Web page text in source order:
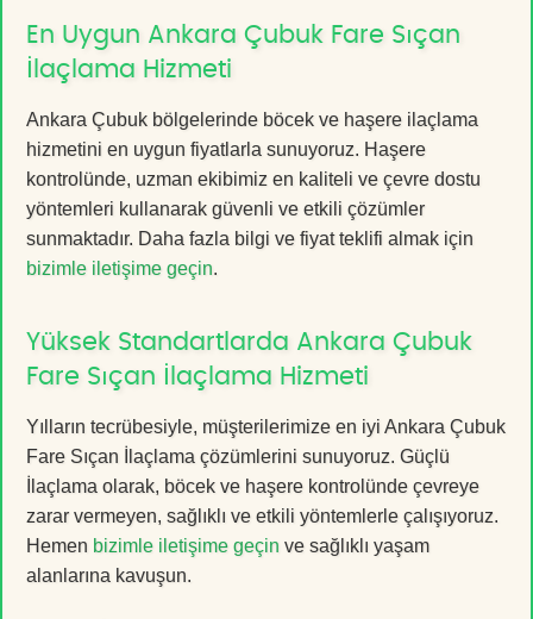
En Uygun Ankara Çubuk Fare Sıçan
İlaçlama Hizmeti
Ankara Çubuk bölgelerinde böcek ve haşere ilaçlama
hizmetini en uygun fiyatlarla sunuyoruz. Haşere
kontrolünde, uzman ekibimiz en kaliteli ve çevre dostu
yöntemleri kullanarak güvenli ve etkili çözümler
sunmaktadır. Daha fazla bilgi ve fiyat teklifi almak için
bizimle iletişime geçin.
Yüksek Standartlarda Ankara Çubuk
Fare Sıçan İlaçlama Hizmeti
Yılların tecrübesiyle, müşterilerimize en iyi Ankara Çubuk
Fare Sıçan İlaçlama çözümlerini sunuyoruz. Güçlü
İlaçlama olarak, böcek ve haşere kontrolünde çevreye
zarar vermeyen, sağlıklı ve etkili yöntemlerle çalışıyoruz.
Hemen bizimle iletişime geçin ve sağlıklı yaşam
alanlarına kavuşun.